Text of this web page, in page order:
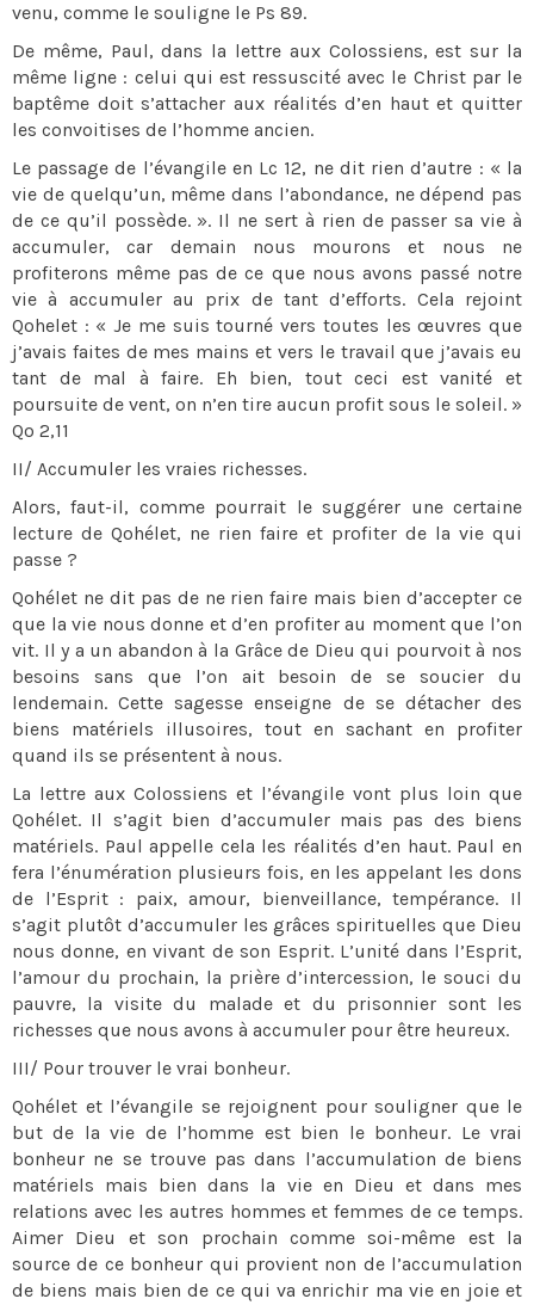
venu, comme le souligne le Ps 89.
De même, Paul, dans la lettre aux Colossiens, est sur la
même ligne : celui qui est ressuscité avec le Christ par le
baptême doit s’attacher aux réalités d’en haut et quitter
les convoitises de l’homme ancien.
Le passage de l’évangile en Lc 12, ne dit rien d’autre : « la
vie de quelqu’un, même dans l’abondance, ne dépend pas
de ce qu’il possède. ». Il ne sert à rien de passer sa vie à
accumuler, car demain nous mourons et nous ne
profiterons même pas de ce que nous avons passé notre
vie à accumuler au prix de tant d’efforts. Cela rejoint
Qohelet : « Je me suis tourné vers toutes les œuvres que
j’avais faites de mes mains et vers le travail que j’avais eu
tant de mal à faire. Eh bien, tout ceci est vanité et
poursuite de vent, on n’en tire aucun profit sous le soleil. »
Qo 2,11
II/ Accumuler les vraies richesses.
Alors, faut-il, comme pourrait le suggérer une certaine
lecture de Qohélet, ne rien faire et profiter de la vie qui
passe ?
Qohélet ne dit pas de ne rien faire mais bien d’accepter ce
que la vie nous donne et d’en profiter au moment que l’on
vit. Il y a un abandon à la Grâce de Dieu qui pourvoit à nos
besoins sans que l’on ait besoin de se soucier du
lendemain. Cette sagesse enseigne de se détacher des
biens matériels illusoires, tout en sachant en profiter
quand ils se présentent à nous.
La lettre aux Colossiens et l’évangile vont plus loin que
Qohélet. Il s’agit bien d’accumuler mais pas des biens
matériels. Paul appelle cela les réalités d’en haut. Paul en
fera l’énumération plusieurs fois, en les appelant les dons
de l’Esprit : paix, amour, bienveillance, tempérance. Il
s’agit plutôt d’accumuler les grâces spirituelles que Dieu
nous donne, en vivant de son Esprit. L’unité dans l’Esprit,
l’amour du prochain, la prière d’intercession, le souci du
pauvre, la visite du malade et du prisonnier sont les
richesses que nous avons à accumuler pour être heureux.
III/ Pour trouver le vrai bonheur.
Qohélet et l’évangile se rejoignent pour souligner que le
but de la vie de l’homme est bien le bonheur. Le vrai
bonheur ne se trouve pas dans l’accumulation de biens
matériels mais bien dans la vie en Dieu et dans mes
relations avec les autres hommes et femmes de ce temps.
Aimer Dieu et son prochain comme soi-même est la
source de ce bonheur qui provient non de l’accumulation
de biens mais bien de ce qui va enrichir ma vie en joie et